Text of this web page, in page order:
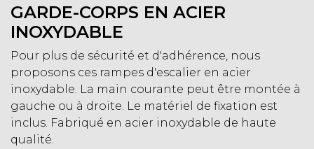
GARDE-CORPS EN ACIER
INOXYDABLE
Pour plus de sécurité et d'adhérence, nous
proposons ces rampes d'escalier en acier
inoxydable. La main courante peut être montée à
gauche ou à droite. Le matériel de fixation est
inclus. Fabriqué en acier inoxydable de haute
qualité.